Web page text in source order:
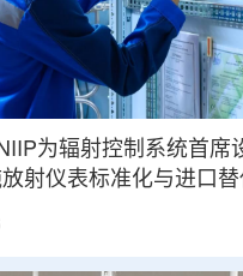
为辐射控制系统首席
射仪表标准化与进口